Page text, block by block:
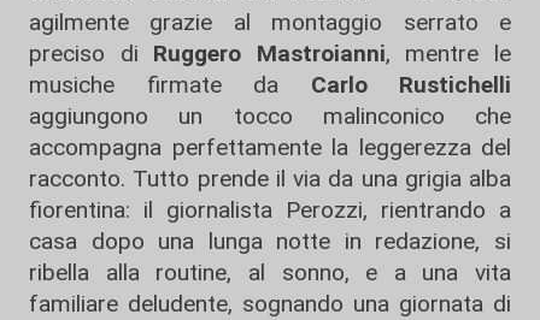
agilmente grazie al montaggio serrato e
preciso di Ruggero Mastroianni, mentre le
musiche firmate da Carlo Rustichelli
aggiungono un tocco malinconico che
accompagna perfettamente la leggerezza del
racconto. Tutto prende il via da una grigia alba
fiorentina: il giornalista Perozzi, rientrando a
casa dopo una lunga notte in redazione, si
ribella alla routine, al sonno, e a una vita
familiare deludente, sognando una giornata di